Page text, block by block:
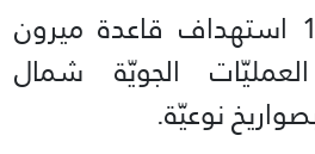
20- السّاعة 14:30 استهداف قاعدة ميرون
الجويّة شمال
نوعيّة.